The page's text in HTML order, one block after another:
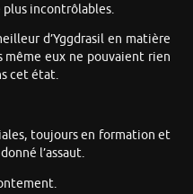
incontrôlables.
d’Yggdrasil en matière
même eux ne pouvaient rien
cet état.
toujours en formation et
l’assaut.